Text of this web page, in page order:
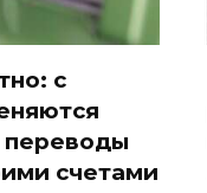
с
счетами